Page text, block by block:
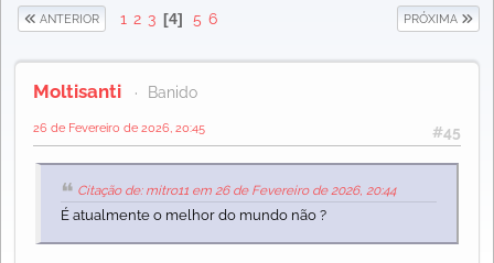
ANTERIOR 1 2 3 4 5 6 PRÓXIMA
Moltisanti Banido
#45
26 de Fevereiro de 2026, 20:45
Citação de: mitro11 em 26 de Fevereiro de 2026, 20:44
É atualmente o melhor do mundo não ?